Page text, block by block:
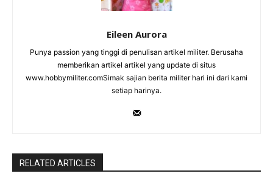
Eileen Aurora
Punya passion yang tinggi di penulisan artikel militer. Berusaha
memberikan artikel artikel yang update di situs
www.hobbymiliter.comSimak sajian berita militer hari ini dari kami
setiap harinya.
RELATED ARTICLES